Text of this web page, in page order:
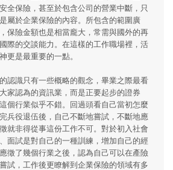
全保險，甚至於包含公司的營業中斷，只
屬於企業保險的內容。所包含的範圍廣
保險金額也是相當龐大，常需與國外的再
際的交談能力。在這樣的工作職場裡，活
更是最重要的一點。
認識只有一些概略的觀念，畢業之際最看
家認為的資訊業，而是正要起步的證券
個行業似乎不錯。回過頭看自己當初怎麼
兵役退伍後，自己不斷地嘗試，不斷地應
就非得從事這份工作不可。對於初入社會
面試是對自己的一種訓練，增加自己的經
徵了幾個行業之後，認為自己可以在產險
試，工作後更瞭解到企業保險的領域有多